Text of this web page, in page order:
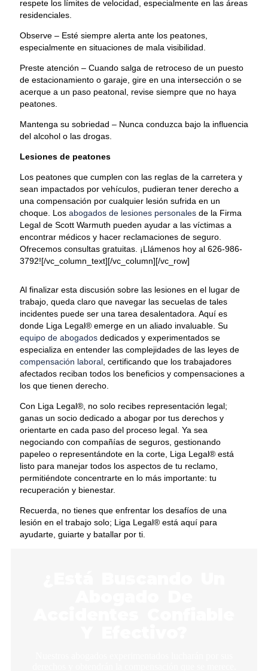
respete los límites de velocidad, especialmente en las áreas
residenciales.
Observe – Esté siempre alerta ante los peatones,
especialmente en situaciones de mala visibilidad.
Preste atención – Cuando salga de retroceso de un puesto
de estacionamiento o garaje, gire en una intersección o se
acerque a un paso peatonal, revise siempre que no haya
peatones.
Mantenga su sobriedad – Nunca conduzca bajo la influencia
del alcohol o las drogas.
Lesiones de peatones
Los peatones que cumplen con las reglas de la carretera y
sean impactados por vehículos, pudieran tener derecho a
una compensación por cualquier lesión sufrida en un
choque. Los abogados de lesiones personales de la Firma
Legal de Scott Warmuth pueden ayudar a las víctimas a
encontrar médicos y hacer reclamaciones de seguro.
Ofrecemos consultas gratuitas. ¡Llámenos hoy al 626-986-
3792![/vc_column_text][/vc_column][/vc_row]
Al finalizar esta discusión sobre las lesiones en el lugar de
trabajo, queda claro que navegar las secuelas de tales
incidentes puede ser una tarea desalentadora. Aquí es
donde Liga Legal® emerge en un aliado invaluable. Su
equipo de abogados dedicados y experimentados se
especializa en entender las complejidades de las leyes de
compensación laboral , certificando que los trabajadores
afectados reciban todos los beneficios y compensaciones a
los que tienen derecho.
Con Liga Legal®, no solo recibes representación legal;
ganas un socio dedicado a abogar por tus derechos y
orientarte en cada paso del proceso legal. Ya sea
negociando con compañías de seguros, gestionando
papeleo o representándote en la corte, Liga Legal® está
listo para manejar todos los aspectos de tu reclamo,
permitiéndote concentrarte en lo más importante: tu
recuperación y bienestar.
Recuerda, no tienes que enfrentar los desafíos de una
lesión en el trabajo solo; Liga Legal® está aquí para
ayudarte, guiarte y batallar por ti.